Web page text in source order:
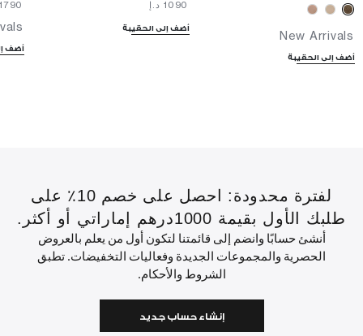
New Arrivals
أضف إلى الحقيبة
أضف إلى الحقيبة
أضف
لفترة محدودة: احصل على خصم 10٪ على
طلبك الأول بقيمة 1000درهم إماراتي أو أكثر.
أنشئ حسابًا وانضم إلى قائمتنا لتكون أول من يعلم بالعروض
الحصرية والمجموعات الجديدة وفعاليات التخفيضات. تطبق
الشروط والأحكام.
إنشاء حساب جديد